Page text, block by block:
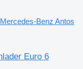
Benz Antos
Euro 6